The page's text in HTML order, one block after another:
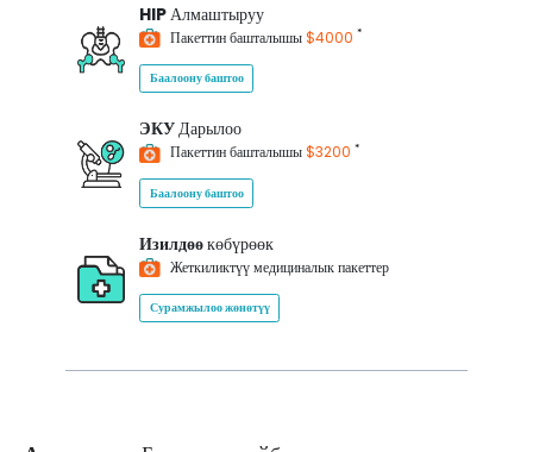
HIPАлмаштыруу
Пакеттин башталышы$4000 *
Баалоону баштоо
ЭКУДарылоо
Пакеттин башталышы$3200 *
Баалоону баштоо
Изилдөөкөбүрөөк
Жеткиликтүү медициналык пакеттер
Сурамжылоо жөнөтүү